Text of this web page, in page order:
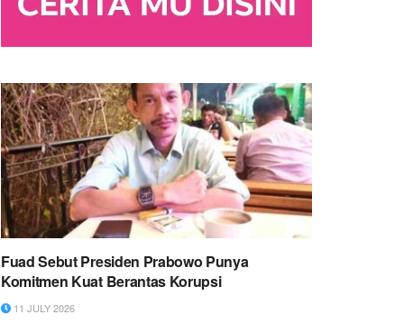
Fuad Sebut Presiden Prabowo Punya
Komitmen Kuat Berantas Korupsi
11 JULY 2026